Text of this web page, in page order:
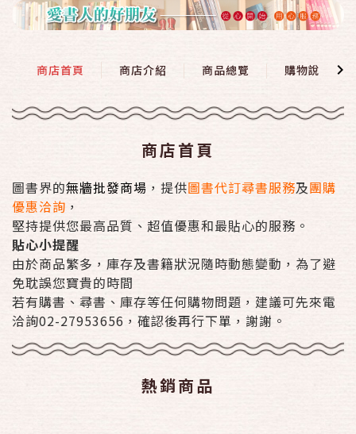
商店首頁 商店介紹 商品總覽 購物說明
商店首頁
圖書界的無牆批發商場 ，提供圖書代訂尋書服務及團購
優惠洽詢 ，
堅持提供您最高品質、超值優惠和最貼心的服務。
貼心小提醒
由於商品繁多，庫存及書籍狀況隨時動態變動，為了避
免耽誤您寶貴的時間
若有購書、尋書、庫存等任何購物問題，建議可先來電
洽詢02-27953656，確認後再行下單，謝謝。
熱銷商品